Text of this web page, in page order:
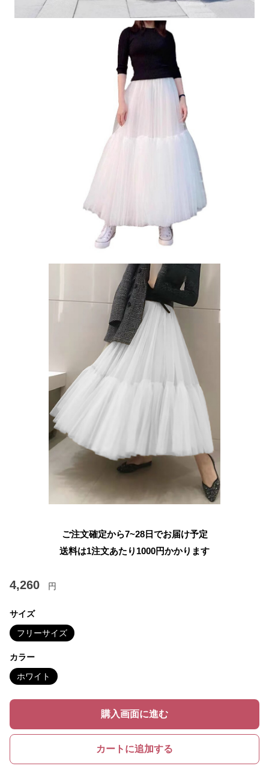
ご注文確定から7~28日でお届け予定
送料は1注文あたり 1000円かかります
4,260 円
サイズ
フリーサイズ
カラー
ホワイト
購入画面に進む
カートに追加する